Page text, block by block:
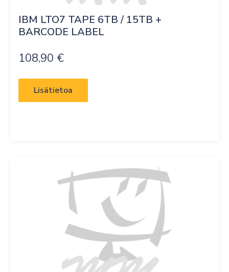
IBM LTO7 TAPE 6TB / 15TB +
BARCODE LABEL
108,90 €
Lisätietoa